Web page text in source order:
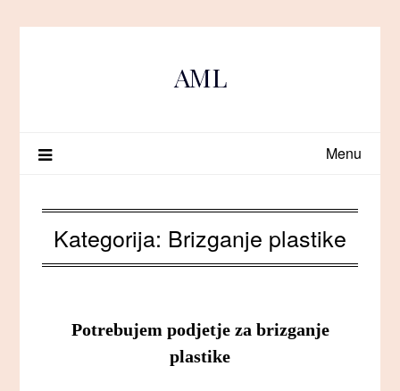
AML
Menu
Kategorija: Brizganje plastike
Potrebujem podjetje za brizganje
plastike